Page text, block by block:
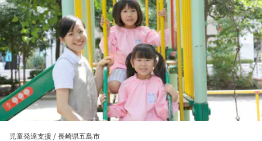
児童発達支援 /長崎県五島市